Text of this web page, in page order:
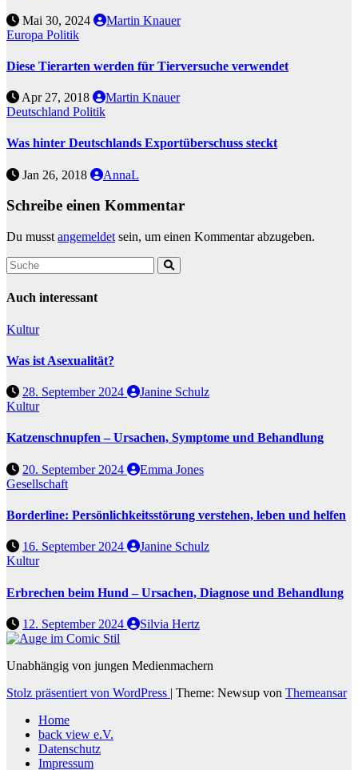
Mai 30, 2024
Martin Knauer
Europa Politik
Diese Tierarten werden für Tierversuche verwendet
Apr 27, 2018
Martin Knauer
Deutschland Politik
Was hinter Deutschlands Exportüberschuss steckt
Jan 26, 2018 AnnaL
Schreibe einen Kommentar
Du musst angemeldet sein, um einen Kommentar abzugeben.
Auch interessant
Kultur
Was ist Asexualität?
28. September 2024
Janine Schulz
Kultur
Katzenschnupfen – Ursachen, Symptome und Behandlung
20. September 2024
Emma Jones
Gesellschaft
Borderline: Persönlichkeitsstörung verstehen, leben und helfen
16. September 2024
Janine Schulz
Kultur
Erbrechen beim Hund – Ursachen, Diagnose und Behandlung
12. September 2024 Silvia Hertz
Unabhängig von jungen Medienmachern
Stolz präsentiert von WordPress | Theme: Newsup von Themeansar
Home
back view e.V.
Datenschutz
Impressum